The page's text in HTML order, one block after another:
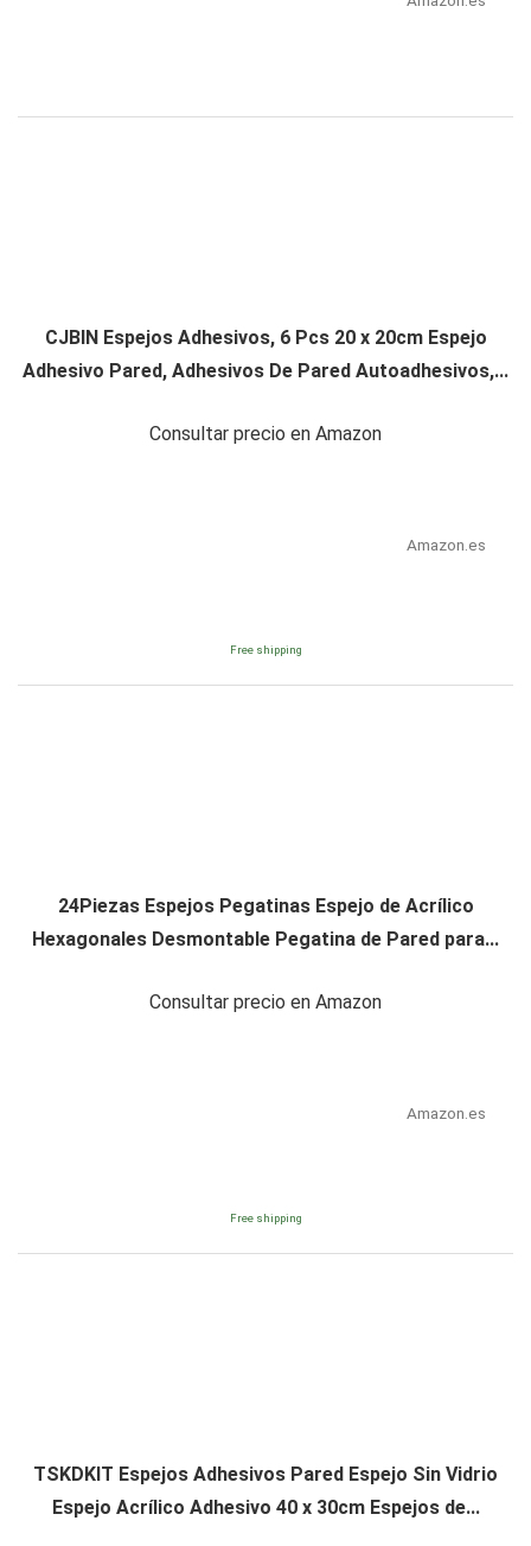
CJBIN Espejos Adhesivos, 6 Pcs 20 x 20cm Espejo
Adhesivo Pared, Adhesivos De Pared Autoadhesivos,...
Consultar precio en Amazon
Amazon.es
Free shipping
24Piezas Espejos Pegatinas Espejo de Acrílico
Hexagonales Desmontable Pegatina de Pared para...
Consultar precio en Amazon
Amazon.es
Free shipping
TSKDKIT Espejos Adhesivos Pared Espejo Sin Vidrio
Espejo Acrílico Adhesivo 40 x 30cm Espejos de...